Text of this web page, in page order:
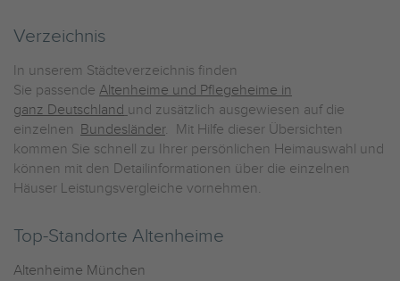
Verzeichnis
In unserem Städteverzeichnis finden
Sie passende Altenheime und Pflegeheime in
ganz Deutschland und zusätzlich ausgewiesen auf die
einzelnen Bundesländer. Mit Hilfe dieser Übersichten
kommen Sie schnell zu Ihrer persönlichen Heimauswahl und
können mit den Detailinformationen über die einzelnen
Häuser Leistungsvergleiche vornehmen.
Top-Standorte Altenheime
Altenheime München